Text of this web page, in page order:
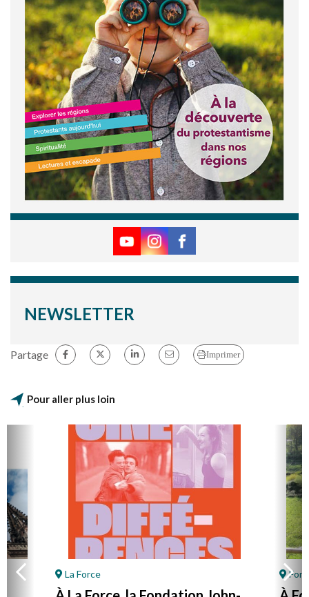
NEWSLETTER
Partage Imprimer
Pour aller plus loin
La Force